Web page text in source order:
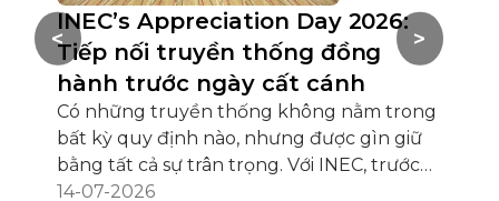
INEC’s Appreciation Day 2026:
Tiếp nối truyền thống đồng
hành trước ngày cất cánh
Có những truyền thống không nằm trong
bất kỳ quy định nào, nhưng được gìn giữ
bằng tất cả sự trân trọng. Với INEC, trước
khi hàng trăm học sinh chính thức cất
14-07-2026
>
<